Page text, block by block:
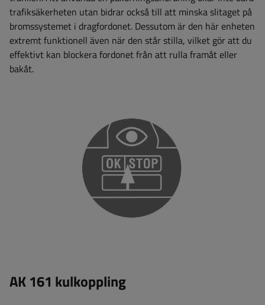
trafiksäkerheten utan bidrar också till att minska slitaget på
bromssystemet i dragfordonet. Dessutom är den här enheten
extremt funktionell även när den står stilla, vilket gör att du
effektivt kan blockera fordonet från att rulla framåt eller
bakåt.
AK 161 kulkoppling